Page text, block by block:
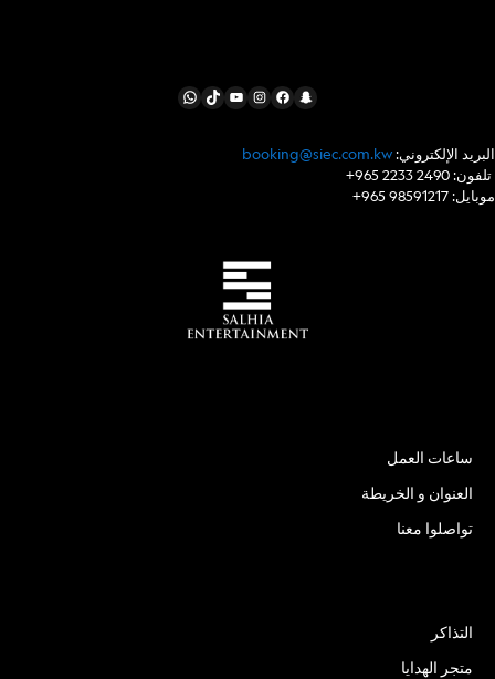
WhatsApp
TikTokYouTube
Instagram
Facebook
Snapchat
booking@siec.com.kw :البريد الإلكتروني
+965 98591217 :موبايل
ساعات العمل
العنوان و الخريطة
تواصلوا معنا
التذاكر
متجر الهدايا